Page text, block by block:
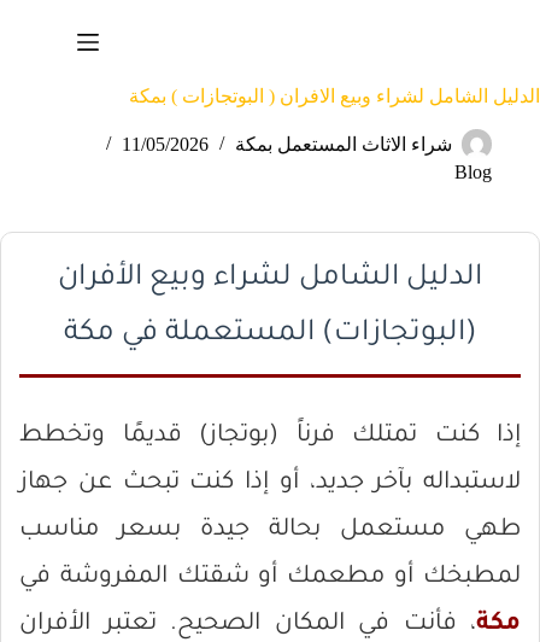
الدليل الشامل لشراء وبيع الافران ( البوتجازات ) بمكة
شراء الاثاث المستعمل بمكة
11/05/2026
Blog
الدليل الشامل لشراء وبيع الأفران
(البوتجازات) المستعملة في مكة
إذا كنت تمتلك فرناً (بوتجاز) قديمًا وتخطط
لاستبداله بآخر جديد، أو إذا كنت تبحث عن جهاز
طهي مستعمل بحالة جيدة بسعر مناسب
لمطبخك أو مطعمك أو شقتك المفروشة في
مكة، فأنت في المكان الصحيح. تعتبر الأفران